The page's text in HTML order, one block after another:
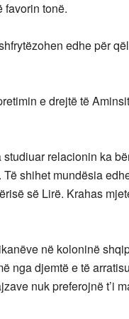
favorin tonë.
edhe për
e drejtë të
relacionin ka
shihet mundësia
së Lirë. Krahas
në koloninë
nga djemtë e të
nuk preferojnë t’i